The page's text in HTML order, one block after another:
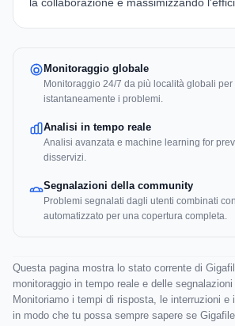
la collaborazione e massimizzando
Monitoraggio globale
Monitoraggio 24/7 da più località globali per
istantaneamente i problemi.
Analisi in tempo reale
Analisi avanzata e machine learning for
disservizi.
Segnalazioni della community
Problemi segnalati dagli utenti combinati
automatizzato per una copertura completa.
Questa pagina mostra lo stato corrente di
monitoraggio in tempo reale e delle
Monitoriamo i tempi di risposta, le interruzioni e
in modo che tu possa sempre sapere se